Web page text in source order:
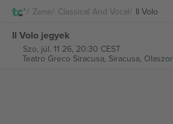
Zene Classical And Vocal Il Volo
Il Volo jegyek
Szo, júl. 11 26, 20:30 CEST
Teatro Greco Siracusa, Siracusa,